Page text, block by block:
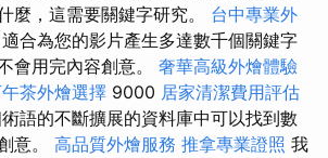
麼，這需要關鍵字研究。 台中專業外
合為您的影片產生多達數千個關鍵字
會用完內容創意。 奢華高級外燴體驗
茶外燴選擇 9000 居家清潔費用評估
語的不斷擴展的資料庫中可以找到數
意。 高品質外燴服務 推拿專業證照 我